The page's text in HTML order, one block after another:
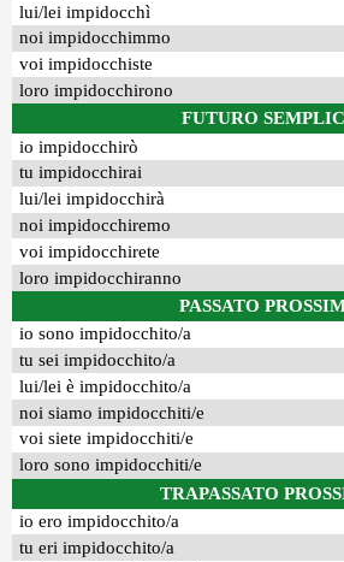
lui/lei impidocchì
noi impidocchimmo
voi impidocchiste
loro impidocchirono
FUTURO
io impidocchirò
tu impidocchirai
lui/lei impidocchirà
noi impidocchiremo
voi impidocchirete
loro impidocchiranno
PASSATO
io sono impidocchito/a
tu sei impidocchito/a
lui/lei è impidocchito/a
noi siamo impidocchiti/e
voi siete impidocchiti/e
loro sono impidocchiti/e
TRAPASSATO
io ero impidocchito/a
tu eri impidocchito/a